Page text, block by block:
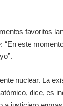
favoritos
este
nuclear. La
dice, es